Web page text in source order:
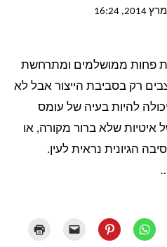
פחות ממושלמים ומתרחשת
רק בסביבת הייצור אבל לא
להיות בעיה של עומס
איטיות שלא ברור מקורה, או
הגיונית נראית לעין.